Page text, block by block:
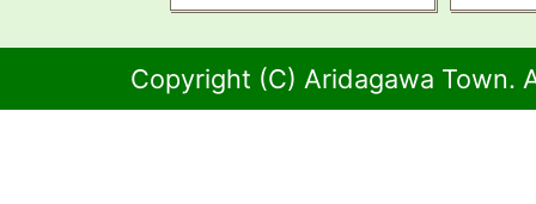
Copyright (C) Aridagawa Town.